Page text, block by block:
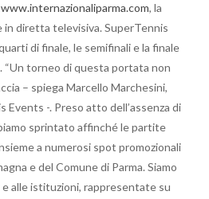
www.internazionaliparma.com, la
in diretta televisiva. SuperTennis
di finale, le semifinali e la finale
“Un torneo di questa portata non
– spiega Marcello Marchesini,
Events -. Preso atto dell’assenza di
sprintato affinché le partite
a numerosi spot promozionali
e del Comune di Parma. Siamo
alle istituzioni, rappresentate su